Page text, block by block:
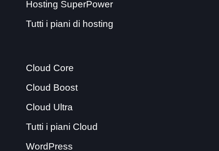
Hosting SuperPower
Tutti i piani di hosting
Cloud Core
Cloud Boost
Cloud Ultra
Tutti i piani Cloud
WordPress